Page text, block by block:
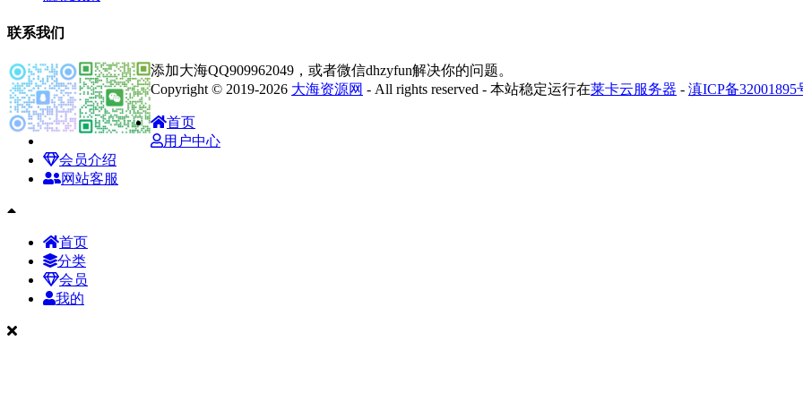
联系我们
添加大海QQ909962049，或者微信dhzyfun解决你的问题。
Copyright © 2019-2026 大海资源网 - All rights reserved - 本站稳定运行在莱卡云服务器 - 滇ICP备32001895
首页
用户中心
会员介绍
网站客服
首页
分类
会员
我的